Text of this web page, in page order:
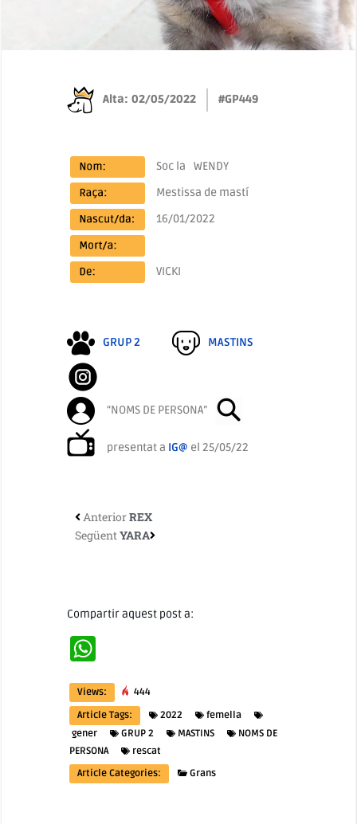
Alta: 02/05/2022 #GP449
Soc la
WENDY
Mestissa de mastí
16/01/2022
VICKI
GRUP 2 MASTINS
“NOMS DE PERSONA”
presentat a IG@ el 25/05/22
AnteriorREX
Següent YARA
Compartir aquest post a:
WhatsApp
Views:
444
Article Tags:
2022
femella
gener
GRUP 2 MASTINS
NOMS DE
PERSONA
rescat
Article Categories:
Grans